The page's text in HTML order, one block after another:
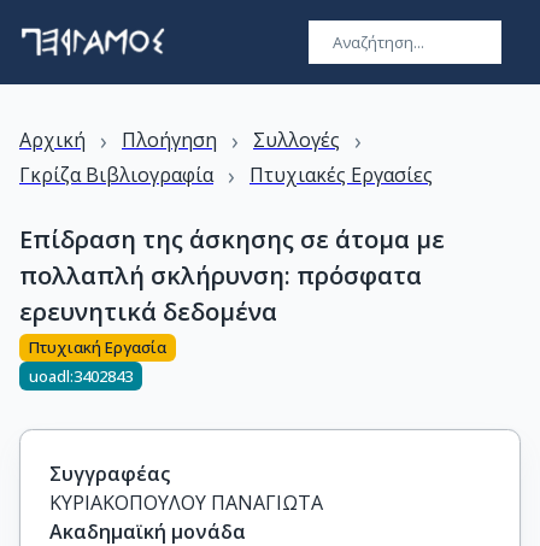
Αρχική › Πλοήγηση › Συλλογές ›
Γκρίζα Βιβλιογραφία › Πτυχιακές Εργασίες
Επίδραση της άσκησης σε άτομα με
πολλαπλή σκλήρυνση: πρόσφατα
ερευνητικά δεδομένα
Πτυχιακή Εργασία
uoadl:3402843
Συγγραφέας
ΚΥΡΙΑΚΟΠΟΥΛΟΥ ΠΑΝΑΓΙΩΤΑ
Ακαδημαϊκή μονάδα